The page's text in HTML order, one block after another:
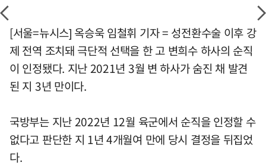
[서울=뉴시스] 옥승욱 임철휘 기자 = 성전환수술 이후 강
제 전역 조치돼 극단적 선택을 한 고 변희수 하사의 순직
이 인정됐다. 지난 2021년 3월 변 하사가 숨진 채 발견
된 지 3년 만이다.
국방부는 지난 2022년 12월 육군에서 순직을 인정할 수
없다고 판단한 지 1년 4개월여 만에 당시 결정을 뒤집었
다.